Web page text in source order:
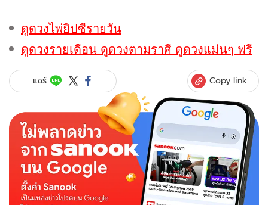
ดูดวงไพ่ยิปซีรายวัน
ดูดวงรายเดือน ดูดวงตามราศี ดูดวงแม่นๆ ฟรี
แชร์ Copy link